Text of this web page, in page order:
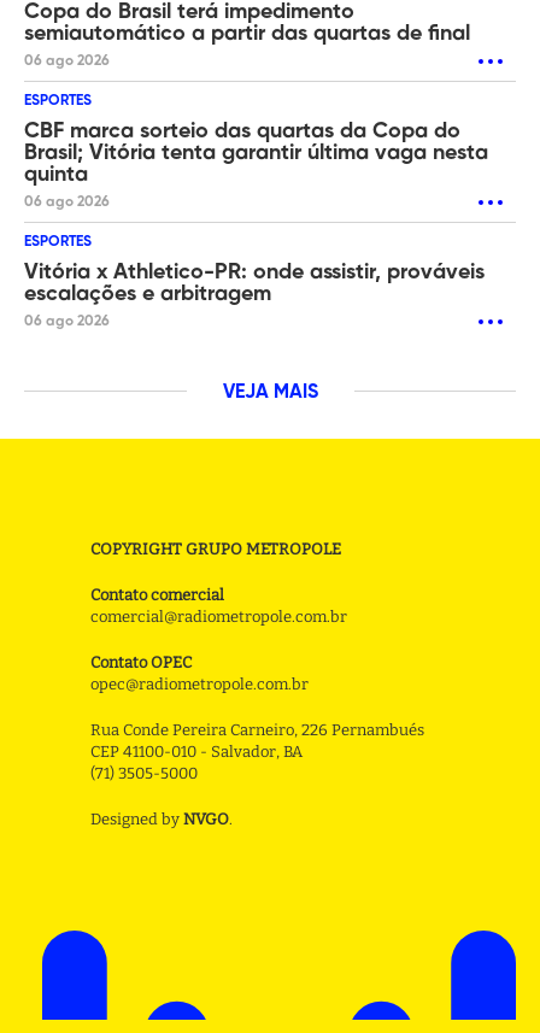
Copa do Brasil terá impedimento
semiautomático a partir das quartas de final
06 ago 2026
ESPORTES
CBF marca sorteio das quartas da Copa do
Brasil; Vitória tenta garantir última vaga nesta
quinta
06 ago 2026
ESPORTES
Vitória x Athletico-PR: onde assistir, prováveis
escalações e arbitragem
06 ago 2026
VEJA MAIS
COPYRIGHT GRUPO METROPOLE
Contato comercial
comercial@radiometropole.com.br
Contato OPEC
opec@radiometropole.com.br
Rua Conde Pereira Carneiro, 226 Pernambués
CEP 41100-010 - Salvador, BA
(71) 3505-5000
Designed by NVGO.